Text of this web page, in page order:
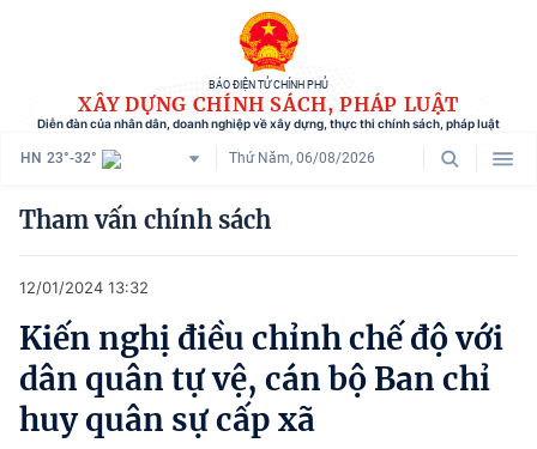
BÁO ĐIỆN TỬ CHÍNH PHỦ
XÂY DỰNG CHÍNH SÁCH, PHÁP LUẬT
Diễn đàn của nhân dân, doanh nghiệp về xây dựng, thực thi chính sách, pháp luật
HN 23°-32° Thứ Năm, 06/08/2026
Danh mục
Tham vấn chính sách
Người dân góp ý
Tham vấn chính sách
12/01/2024 13:32
Kiến nghị điều chỉnh chế độ với
dân quân tự vệ, cán bộ Ban chỉ
huy quân sự cấp xã